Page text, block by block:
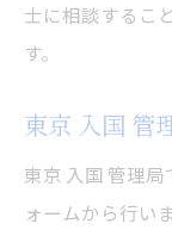
士に相談するこ
す。
東京 入国 管
東京 入国 管理
ォームから行い